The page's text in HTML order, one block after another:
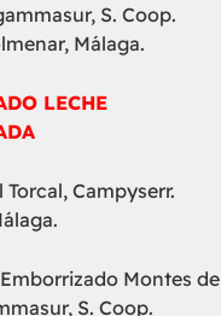
S. Coop.
Málaga.
LECHE
Torcal, Campyserr.
Montes de
S. Coop.